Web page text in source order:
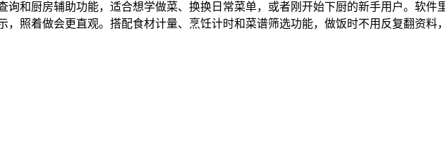
询和厨房辅助功能，适合想学做菜、换换日常菜单，或者刚开始下厨的新手用户。软
，照着做会更直观。搭配食材计量、烹饪计时和菜谱筛选功能，做饭时不用反复翻资料